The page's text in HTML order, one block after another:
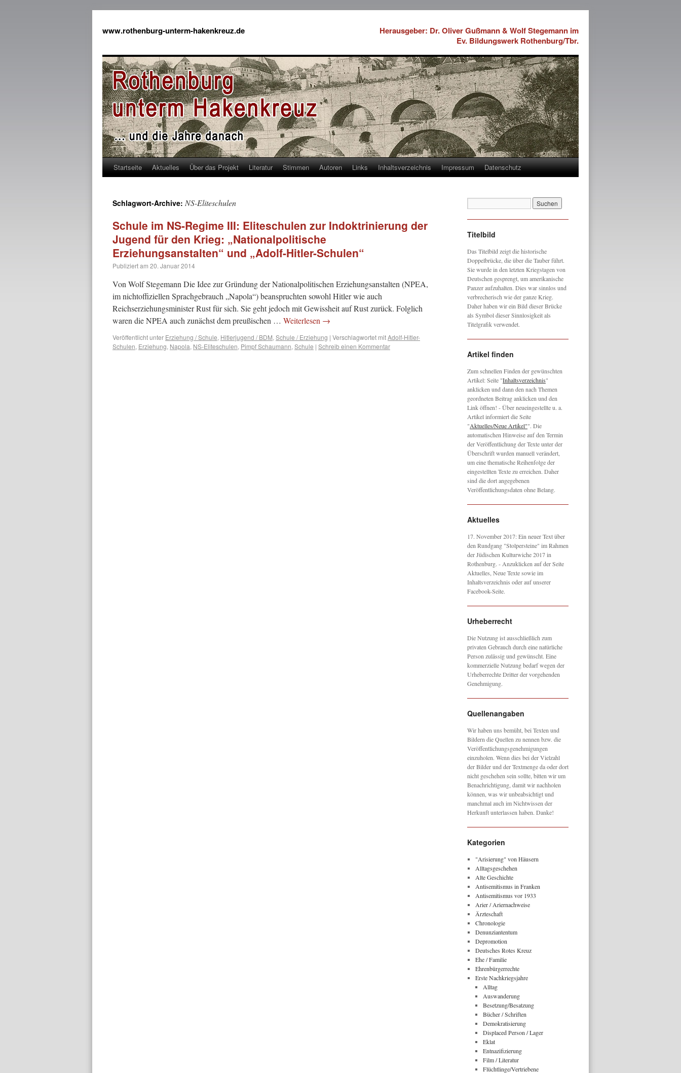
www.rothenburg-unterm-hakenkreuz.de
Herausgeber: Dr. Oliver Gußmann & Wolf Stegemann im
Ev. Bildungswerk Rothenburg/Tbr.
Startseite Aktuelles Über das Projekt Literatur Stimmen Autoren Links Inhaltsverzeichnis Impressum Datenschutz
Schlagwort-Archive: NS-Eliteschulen
Schule im NS-Regime III: Eliteschulen zur Indoktrinierung der
Jugend für den Krieg: „Nationalpolitische
Erziehungsanstalten“ und „Adolf-Hitler-Schulen“
Publiziert am 20. Januar 2014
Von Wolf Stegemann Die Idee zur Gründung der Nationalpolitischen Erziehungsanstalten (NPEA,
im nichtoffiziellen Sprachgebrauch „Napola“) beanspruchten sowohl Hitler wie auch
Reichserziehungsminister Rust für sich. Sie geht jedoch mit Gewissheit auf Rust zurück. Folglich
waren die NPEA auch zunächst dem preußischen … Weiterlesen →
Veröffentlicht unter Erziehung / Schule, Hitlerjugend / BDM, Schule / Erziehung | Verschlagwortet mitAdolf-Hitler-
Schulen, Erziehung, Napola, NS-Eliteschulen, Pimpf Schaumann, Schule | Schreib einen Kommentar
Titelbild
Das Titelbild zeigt die historische
Doppelbrücke, die über die Tauber führt.
Sie wurde in den letzten Kriegstagen von
Deutschen gesprengt, um amerikanische
Panzer aufzuhalten. Dies war sinnlos und
verbrecherisch wie der ganze Krieg.
Daher haben wir ein Bild dieser Brücke
als Symbol dieser Sinnlosigkeit als
Titelgrafik verwendet.
Artikel finden
Zum schnellen Finden der gewünschten
Artikel: Seite "Inhaltsverzeichnis"
anklicken und dann den nach Themen
geordneten Beitrag anklicken und den
Link öffnen! - Über neueingestellte u. a.
Artikel informiert die Seite
"Aktuelles/Neue Artikel"". Die
automatischen Hinweise auf den Termin
der Veröffentlichung der Texte unter der
Überschrift wurden manuell verändert,
um eine thematische Reihenfolge der
eingestellten Texte zu erreichen. Daher
sind die dort angegebenen
Veröffentlichungsdaten ohne Belang.
Aktuelles
17. November 2017: Ein neuer Text über
den Rundgang "Stolpersteine" im Rahmen
der Jüdischen Kulturwiche 2017 in
Rothenburg. - Anzuklicken auf der Seite
Aktuelles, Neue Texte sowie im
Inhaltsverzeichnis oder auf unserer
Facebook-Seite.
Urheberrecht
Die Nutzung ist ausschließlich zum
privaten Gebrauch durch eine natürliche
Person zulässig und gewünscht. Eine
kommerzielle Nutzung bedarf wegen der
Urheberrechte Dritter der vorgehenden
Genehmigung.
Quellenangaben
Wir haben uns bemüht, bei Texten und
Bildern die Quellen zu nennen bzw. die
Veröffentlichungsgenehmigungen
einzuholen. Wenn dies bei der Vielzahl
der Bilder und der Textmenge da oder dort
nicht geschehen sein sollte, bitten wir um
Benachrichtigung, damit wir nachholen
können, was wir unbeabsichtigt und
manchmal auch im Nichtwissen der
Herkunft unterlassen haben. Danke!
Kategorien
"Arisierung" von Häusern
Alltagsgeschehen
Alte Geschichte
Antisemitismus in Franken
Antisemitismus vor 1933
Arier / Ariernachweise
Ärzteschaft
Chronologie
Denunziantentum
Depromotion
Deutsches Rotes Kreuz
Ehe / Familie
Ehrenbürgerrechte
Erste Nachkriegsjahre
Alltag
Auswanderung
Besetzung/Besatzung
Bücher / Schriften
Demokratisierung
Displaced Person / Lager
Eklat
Entnazifizierung
Film / Literatur
Flüchtlinge/Vertriebene